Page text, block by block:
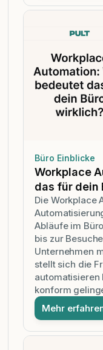
Büro Einblicke
Workplace
das für dein
Die Workplace
Abläufe im
bis zur
Unternehmen
stellt sich die
automatisieren
konform
Mehr